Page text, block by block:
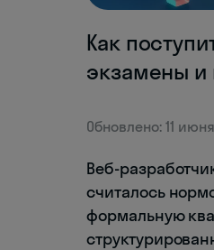
Как
экзамены и
Обновлено: 11
Веб-
считалось
формальную